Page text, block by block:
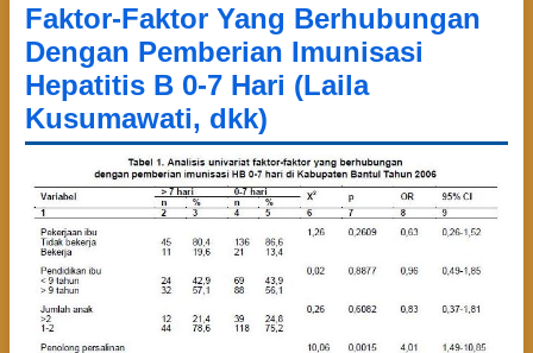
Faktor-Faktor Yang Berhubungan
Dengan Pemberian Imunisasi
Hepatitis B 0-7 Hari (Laila
Kusumawati, dkk)